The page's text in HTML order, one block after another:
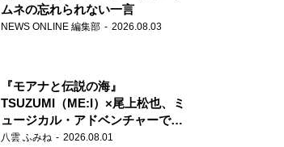
ムネの忘れられない一言
NEWS ONLINE 編集部 2026.08.03
『モアナと伝説の海』
TSUZUMI（ME:I）×尾上松也、ミ
ュージカル・アドベンチャーで美
声を響かせる
八雲 ふみね 2026.08.01